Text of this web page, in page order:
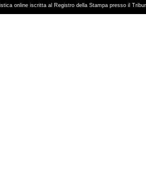
online iscritta al Registro della Stampa presso il